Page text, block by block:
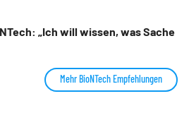
„Ich will wissen, was Sache
Mehr BioNTech Empfehlungen